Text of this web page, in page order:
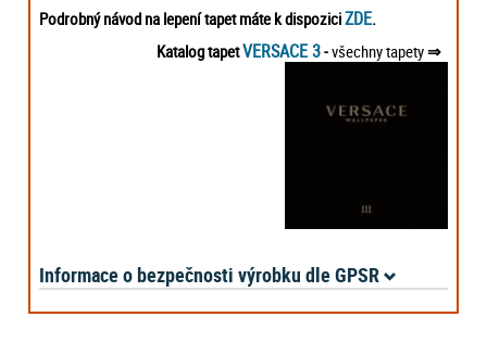
Podrobný návod na lepení tapet máte k dispoziciZDE.
Katalog tapetVERSACE 3-všechny tapety⇒
Informace o bezpečnosti výrobku dle GPSR